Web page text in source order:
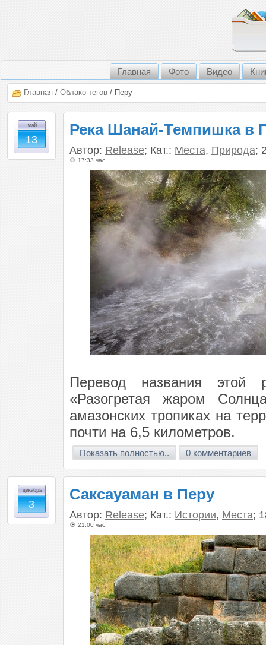
Главная Фото Видео
Главная / Облако тегов / Перу
май
13
Река Шанай-Темпишка в
Автор: Release; Кат.: Места, Природа;
17:33 час.
Перевод названия
«Разогретая жаром
амазонских тропиках на
почти на 6,5 километров.
Показать полностью.. 0 комментариев
декабрь
3
Саксауаман в Перу
Автор: Release; Кат.: Истории, Места;
21:00 час.